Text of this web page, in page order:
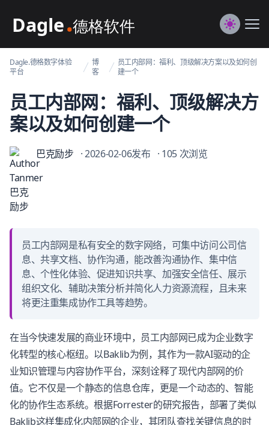
Dagle@数字体验管理
Switch
Dagle.德格数字体验
平台
博
客
员工内部网：福利、顶级解决方案以及如何创
建一个
员工内部网：福利、顶级解决方
案以及如何创建一个
巴克励步 · 2026-02-06发布 · 105 次浏览
员工内部网是私有安全的数字网络，可集中访问公司信
息、共享文档、协作沟通，能改善沟通协作、集中信
息、个性化体验、促进知识共享、加强安全信任、展示
组织文化、辅助决策分析并简化人力资源流程，且未来
将更注重集成协作工具等趋势。
在当今快速发展的商业环境中，员工内部网已成为企业数字
化转型的核心枢纽。以Baklib为例，其作为一款AI驱动的企
业知识管理与内容协作平台，深刻诠释了现代内部网的价
值。它不仅是一个静态的信息仓库，更是一个动态的、智能
化的协作生态系统。根据Forrester的研究报告，部署了类似
Baklib这样集成化内部网的企业，其团队查找关键信息的时